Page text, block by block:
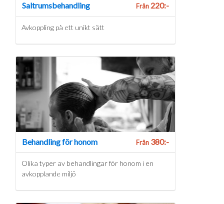
Saltrumsbehandling Från220:-
Avkoppling på ett unikt sätt
Behandling för honom Från380:-
Olika typer av behandlingar för honom i en
avkopplande miljö